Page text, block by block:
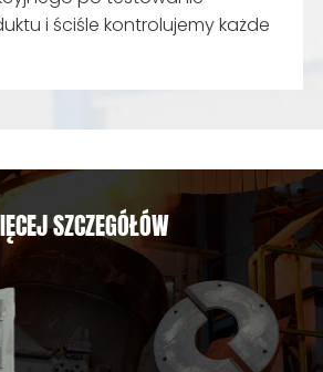
i ściśle kontrolujemy każde
SZCZEGÓŁÓW